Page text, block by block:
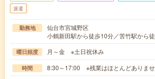
派遣
勤務地
仙台市宮城野区
小鶴新田駅から徒歩10分／苦竹駅から
曜日頻度 月～金 ※土日祝休み
時間 8:30～17:00 ※残業はほとんどありませ